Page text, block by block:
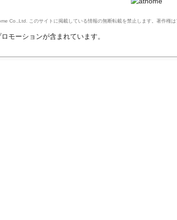
Co.,Ltd. このサイトに掲載している情報の無断転載を禁止します。著作権
モーションが含まれています。